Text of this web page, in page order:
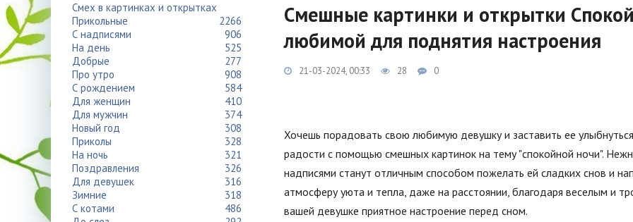
Смешные картинки и открытки
любимой для поднятия настроения
21-03-2024, 00:33 28 0
Хочешь порадовать свою любимую девушку и заставить ее
радости с помощью смешных картинок на тему "спокойной ночи".
надписями станут отличным способом пожелать ей сладких снов и
атмосферу уюта и тепла, даже на расстоянии, благодаря веселым и
вашей девушке приятное настроение перед сном.
Смех в картинках и открытках
Прикольные
2266
С надписями
906
На день
525
Добрые
277
Про утро
908
С рождением
584
Для женщин
410
Для мужчин
374
Новый год
308
Приколы
328
На ночь
321
Поздравления
326
Для девушек
316
Зимние
318
С котами
486